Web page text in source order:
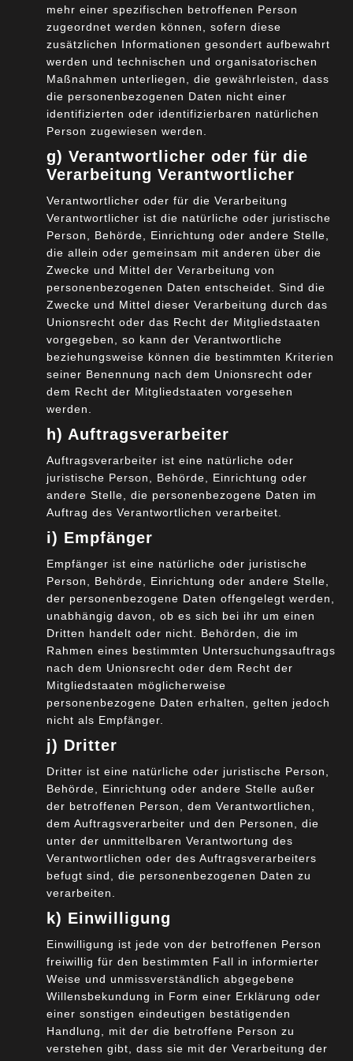
entsprechen
Architecture of Standards (AoS) . Das AoS-
Dokument beschreibt den geregelten Prozess zur
Integration und Anpassung vorhandener Standards
für relevante Aspekte von GAIA-X. Dazu zählen
regulatorische, technische und
branchenspezifische Standards
Technical Architecture Document . Das Dokument
beschreibt die Technische Architektur der GAIA-X
Infrastruktur, entsprechend unterschiedlicher
Architekturperspektiven
Federation Services Specification . Die Regeln
und Anforderungen an die Federation Services
(Identitäts- und Vertrauensmanagement, Daten-,
Service- und API-Kataloge, Datenaustausch und -
management, Compliance Management) werden in
diesem Dokument beschrieben
GAIA-X Roadmap
Für September sind neben ersten Implementierungen
Demonstrationssysteme geplant. Statt unter Nutzung der
geplanten Federation Services werden diese Systeme
vermutlich mittels direkter Kommunikation zwischen
Betreiber und Nutzer entwickelt. Für ein sinnvoll
einsetzbares GAIA-X fehlen voraussichtlich zu diesem
Zeitpunkt:
Hinreichend verfügbare Angebote zum Cloud-
Implementierte Service Repositories zum
Beschreiben und Abrufen von Daten und Services
Prüf- und Zertifizierungsinstanzen für das
vertrauensvolle Nutzen von bereitgestellten Daten
und Services
Branchenspezifische Datenmodelle (Data Spaces)
für den Datenaustausch und die Datenaggregation
Implementierte Mechanismen zur Wertschöpfung
der Daten, Sicherstellung der Service Level und des
Identitätsmanagements
Damit scheint für die meisten Unternehmen
insbesondere für KMUs eine geschäftsmäßige Nutzung
des Systems nicht vor 2023 möglich oder zumindest
sinnvoll zu sein.
mehr einer spezifischen betroffenen Person
zugeordnet werden können, sofern diese
zusätzlichen Informationen gesondert aufbewahrt
werden und technischen und organisatorischen
Maßnahmen unterliegen, die gewährleisten, dass
die personenbezogenen Daten nicht einer
identifizierten oder identifizierbaren natürlichen
Person zugewiesen werden.
g) Verantwortlicher oder für die
Verarbeitung Verantwortlicher
Verantwortlicher oder für die Verarbeitung
Verantwortlicher ist die natürliche oder juristische
Person, Behörde, Einrichtung oder andere Stelle,
die allein oder gemeinsam mit anderen über die
Zwecke und Mittel der Verarbeitung von
personenbezogenen Daten entscheidet. Sind die
Zwecke und Mittel dieser Verarbeitung durch das
Unionsrecht oder das Recht der Mitgliedstaaten
vorgegeben, so kann der Verantwortliche
beziehungsweise können die bestimmten Kriterien
seiner Benennung nach dem Unionsrecht oder
dem Recht der Mitgliedstaaten vorgesehen
werden.
h) Auftragsverarbeiter
Auftragsverarbeiter ist eine natürliche oder
juristische Person, Behörde, Einrichtung oder
andere Stelle, die personenbezogene Daten im
Auftrag des Verantwortlichen verarbeitet.
i) Empfänger
Empfänger ist eine natürliche oder juristische
Person, Behörde, Einrichtung oder andere Stelle,
der personenbezogene Daten offengelegt werden,
unabhängig davon, ob es sich bei ihr um einen
Dritten handelt oder nicht. Behörden, die im
Rahmen eines bestimmten Untersuchungsauftrags
nach dem Unionsrecht oder dem Recht der
Mitgliedstaaten möglicherweise
personenbezogene Daten erhalten, gelten jedoch
nicht als Empfänger.
j) Dritter
Dritter ist eine natürliche oder juristische Person,
Behörde, Einrichtung oder andere Stelle außer
der betroffenen Person, dem Verantwortlichen,
dem Auftragsverarbeiter und den Personen, die
unter der unmittelbaren Verantwortung des
Verantwortlichen oder des Auftragsverarbeiters
befugt sind, die personenbezogenen Daten zu
verarbeiten.
k) Einwilligung
Einwilligung ist jede von der betroffenen Person
freiwillig für den bestimmten Fall in informierter
Weise und unmissverständlich abgegebene
Willensbekundung in Form einer Erklärung oder
einer sonstigen eindeutigen bestätigenden
Handlung, mit der die betroffene Person zu
verstehen gibt, dass sie mit der Verarbeitung der